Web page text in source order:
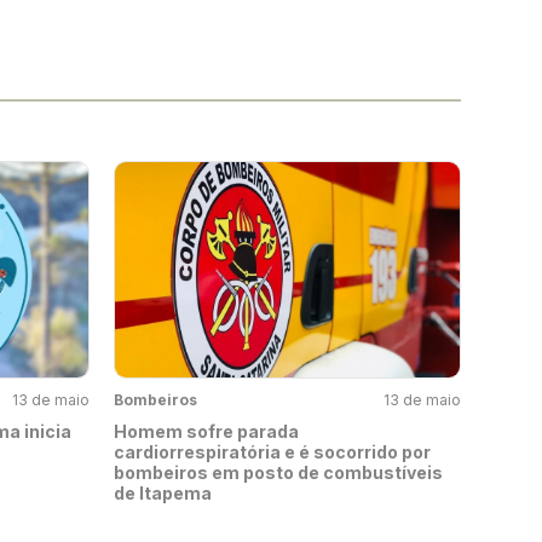
13 de maio
inicia
Bombeiros 13 de maio
Homem sofre parada
cardiorrespiratória e é socorrido por
bombeiros em posto de combustíveis
de Itapema